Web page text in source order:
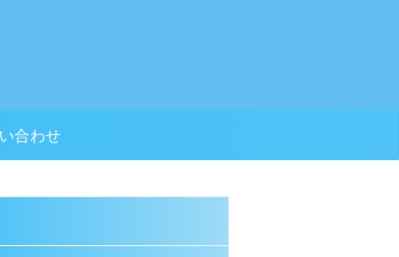
合わせ